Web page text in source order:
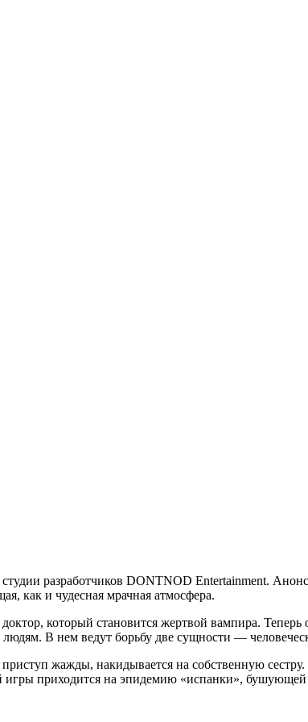
разработчиков DONTNOD Entertainment.
как и чудесная мрачная атмосфера.
который становится жертвой вампира.
В нем ведут борьбу две сущности —
жажды, накидывается на собственную
приходится на эпидемию «испанки»,